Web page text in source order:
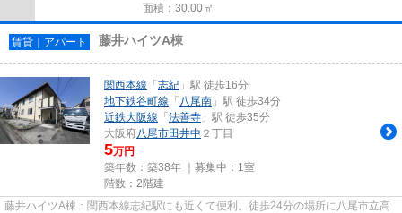
面積：30.00㎡
賃貸｜アパート 藤井ハイツA棟
関西本線 「志紀 」駅 徒歩16分
地下鉄谷町線 「 八尾南 」駅 徒歩34分
近鉄大阪線 「法善寺 」駅 徒歩35分
大阪府八尾市田井中 ２丁目
5万円
築年数：築38年 ｜募集中： 1室
階数：2階建
藤井ハイツA棟：関西本線志紀駅にも近くて便利。徒歩24分の場所に八尾市立高